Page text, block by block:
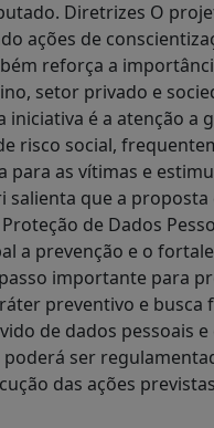
Diretrizes O
ações de
reforça a
setor privado e
é a atenção a
risco social,
as vítimas e
salienta que a
de Dados
a prevenção e o
importante para
preventivo e
de dados pessoais
ser
das ações